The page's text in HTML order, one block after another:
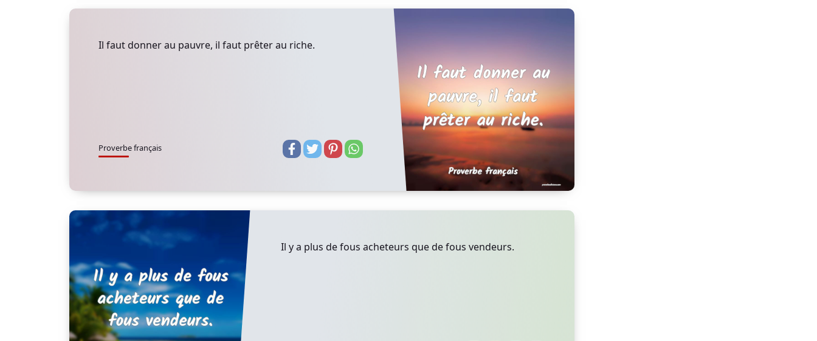
Il faut donner au pauvre, il faut prêter au riche.
Proverbe français
Il y a plus de fous acheteurs que de fous vendeurs.